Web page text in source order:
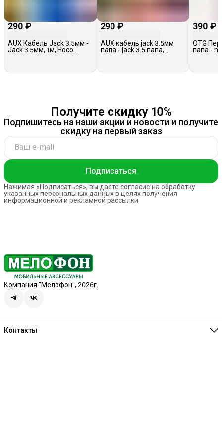
290 ₽
AUX Кабель Jack 3.5мм -
Jack 3.5мм, 1м, Hoco
290 ₽
AUX кабель jack 3.5мм
папа - jack 3.5 папа,
390 ₽
OTG
папа -
Получите скидку 10%
Подпишитесь на наши акции и новости и получите
скидку на первый заказ
Подписаться
Нажимая «Подписаться», вы даете согласие на обработку
указанных персональных данных в целях получения
информационной и рекламной рассылки
Компания "Мелофон", 2026г.
Контакты